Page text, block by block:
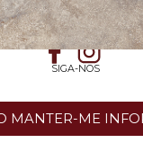
SIGA-NOS
MANTER-ME